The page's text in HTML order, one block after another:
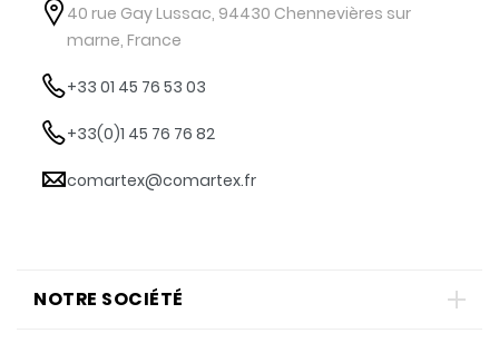
40 rue Gay Lussac, 94430 Chennevières sur
marne, France
+33 01 45 76 53 03
+33(0)1 45 76 76 82
comartex@comartex.fr
NOTRE SOCIÉTÉ